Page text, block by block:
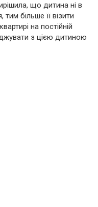
що дитина ні в
більше її візити
на постійній
з цією дитиною